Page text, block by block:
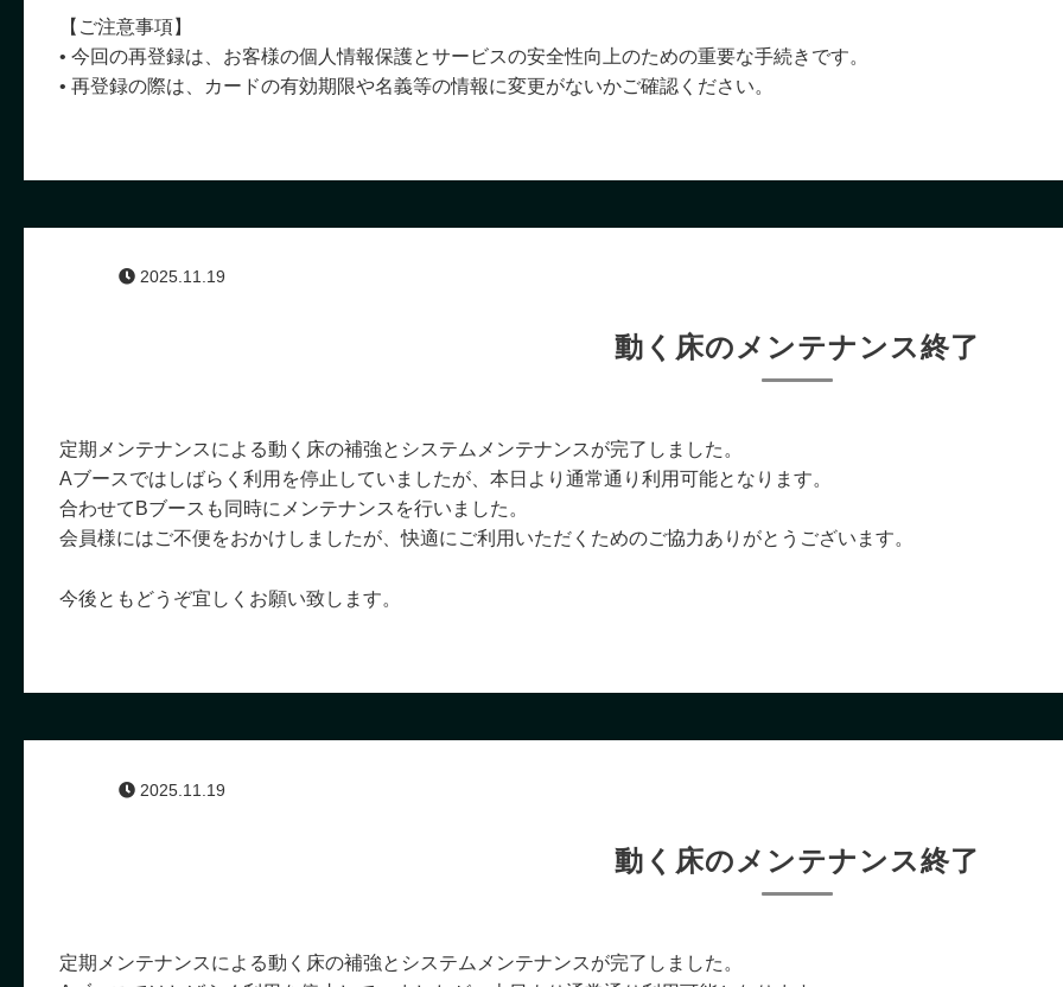
【ご注意事項】
• 今回の再登録は、お客様の個人情報保護とサービスの安全性向上のための重要な手続きです。
• 再登録の際は、カードの有効期限や名義等の情報に変更がないかご確認ください。
2025.11.19
動く床のメンテナンス終了
定期メンテナンスによる動く床の補強とシステムメンテナンスが完了しました。
Aブースではしばらく利用を停止していましたが、本日より通常通り利用可能となります。
合わせてBブースも同時にメンテナンスを行いました。
会員様にはご不便をおかけしましたが、快適にご利用いただくためのご協力ありがとうございます。
今後ともどうぞ宜しくお願い致します。
2025.11.19
動く床のメンテナンス終了
定期メンテナンスによる動く床の補強とシステムメンテナンスが完了しました。